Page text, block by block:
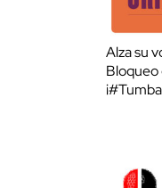
Alza su
Bloqueo